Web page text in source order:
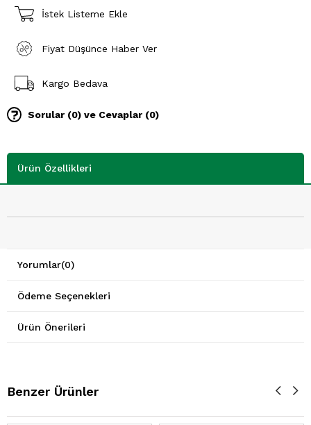
İstek Listeme Ekle
Fiyat Düşünce Haber Ver
Kargo Bedava
Sorular (0) ve Cevaplar (0)
Ürün Özellikleri
Yorumlar(0)
Ödeme Seçenekleri
Ürün Önerileri
Benzer Ürünler